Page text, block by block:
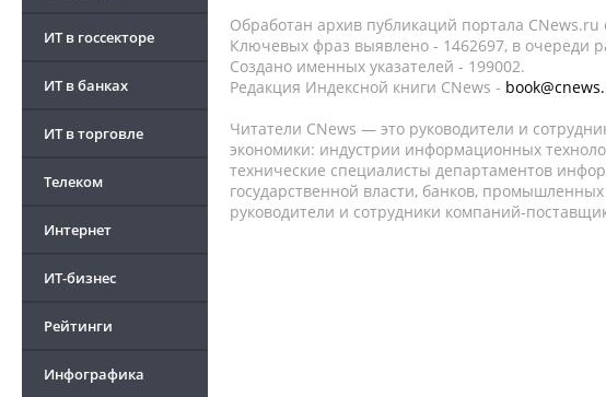
ИТ в госсекторе
ИТ в банках
ИТ в торговле
Телеком
Интернет
ИТ-бизнес
Рейтинги
Инфографика
Обработан архив публикаций портала CNews.ru
Ключевых фраз выявлено - 1462697, в очереди
Создано именных указателей - 199002.
Редакция Индексной книги CNews -
Читатели CNews — это руководители и
экономики: индустрии информационных
технические специалисты департаментов
государственной власти, банков,
руководители и сотрудники компаний-